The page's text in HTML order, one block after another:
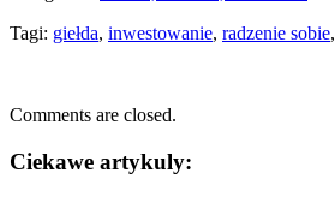
Tagi: giełda, inwestowanie, radzenie sobie,
Comments are closed.
Ciekawe artykuly: